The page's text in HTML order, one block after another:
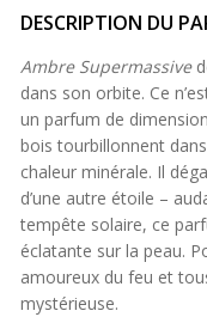
DESCRIPTION DU
Ambre Supermassive
dans son orbite. Ce
un parfum de
bois tourbillonnent
chaleur minérale. Il
d’une autre étoile –
tempête solaire, ce
éclatante sur la peau.
amoureux du feu et
mystérieuse.